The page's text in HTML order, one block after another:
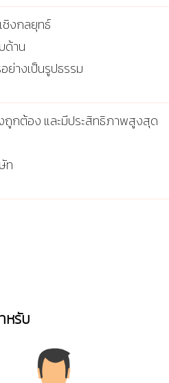
ชิงกลยุทธ์
ด้าน
างเป็นรูปธรรม
ถูกต้อง และมีประสิทธิภาพสูงสุด
ท
หรับ